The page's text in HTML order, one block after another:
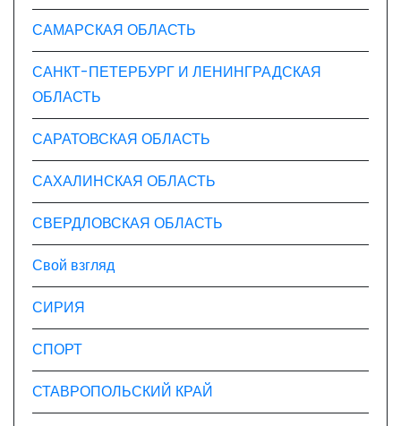
САМАРСКАЯ ОБЛАСТЬ
САНКТ-ПЕТЕРБУРГ И ЛЕНИНГРАДСКАЯ
ОБЛАСТЬ
САРАТОВСКАЯ ОБЛАСТЬ
САХАЛИНСКАЯ ОБЛАСТЬ
СВЕРДЛОВСКАЯ ОБЛАСТЬ
Свой взгляд
СИРИЯ
СПОРТ
СТАВРОПОЛЬСКИЙ КРАЙ